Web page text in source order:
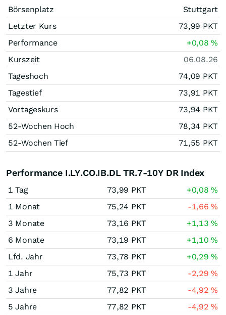
Börsenplatz
Stuttgart
Letzter Kurs
73,99 PKT
Performance
+0,08%
Kurszeit
06.08.26
Tageshoch
74,09 PKT
Tagestief
73,91 PKT
Vortageskurs
73,94 PKT
52-Wochen Hoch
78,34 PKT
52-Wochen Tief
71,55 PKT
Performance I.LY.CO.IB.DL TR.7-10Y DR Index
1 Tag 73,99 PKT +0,08%
1 Monat
75,24 PKT -1,66%
3 Monate
73,16 PKT +1,13%
6 Monate
73,19 PKT +1,10%
Lfd. Jahr
73,78 PKT +0,29%
1 Jahr
75,73 PKT -2,29%
3 Jahre
77,82 PKT -4,92%
5 Jahre
77,82 PKT -4,92%